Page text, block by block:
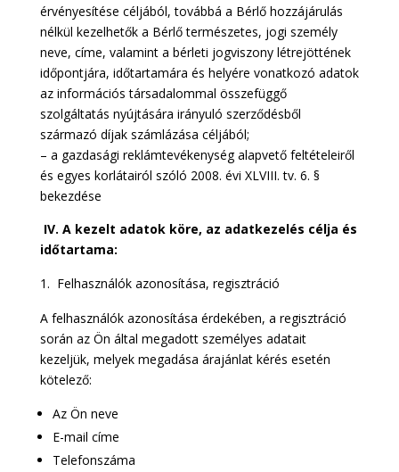
érvényesítése céljából, továbbá a Bérlő hozzájárulás
nélkül kezelhetők a Bérlő természetes, jogi személy
neve, címe, valamint a bérleti jogviszony létrejöttének
időpontjára, időtartamára és helyére vonatkozó adatok
az információs társadalommal összefüggő
szolgáltatás nyújtására irányuló szerződésből
származó díjak számlázása céljából;
– a gazdasági reklámtevékenység alapvető feltételeiről
és egyes korlátairól szóló 2008. évi XLVIII. tv. 6. §
bekezdése
IV. A kezelt adatok köre, az adatkezelés célja és
időtartama:
Felhasználók azonosítása, regisztráció
A felhasználók azonosítása érdekében, a regisztráció
során az Ön által megadott személyes adatait
kezeljük, melyek megadása árajánlat kérés esetén
kötelező:
Az Ön neve
E-mail címe
Telefonszáma